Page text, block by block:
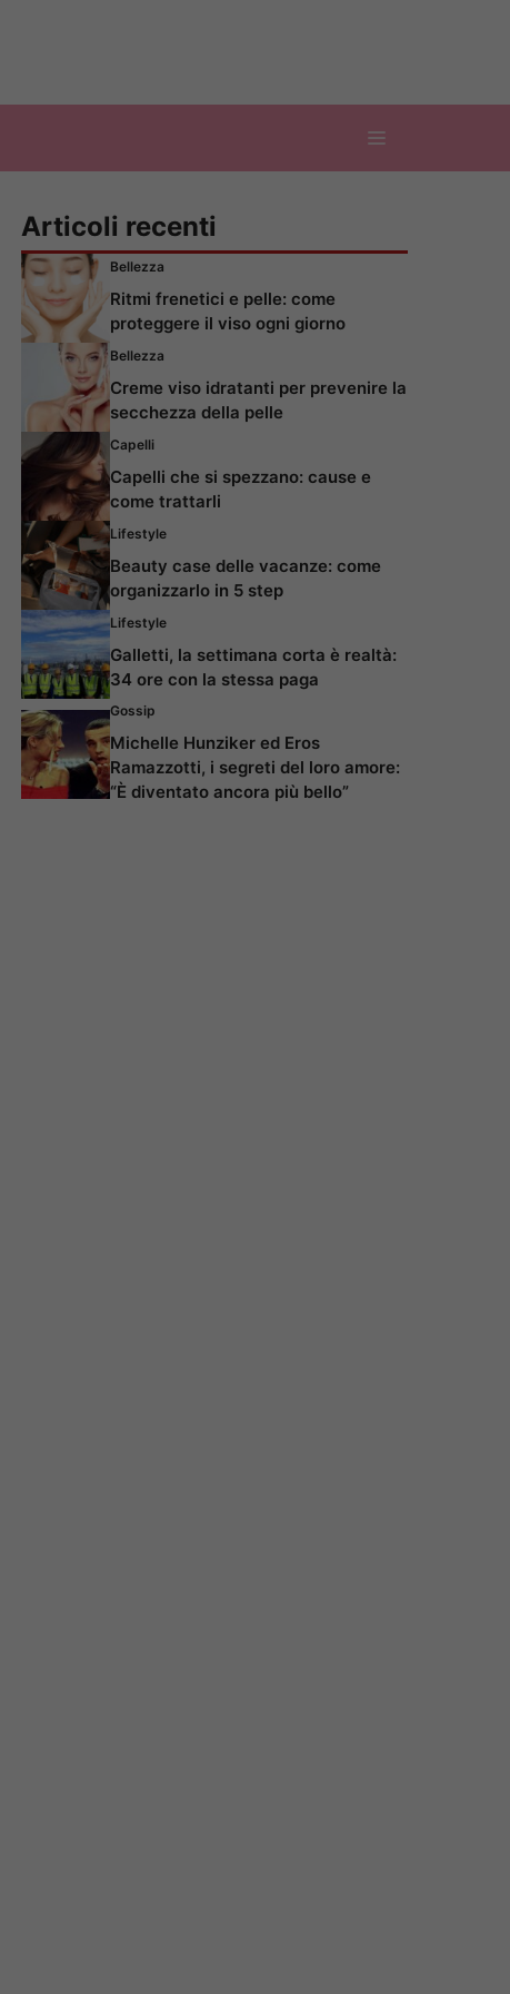
Articoli recenti
Bellezza
Ritmi frenetici e pelle: come
proteggere il viso ogni giorno
Bellezza
Creme viso idratanti per prevenire la
secchezza della pelle
Capelli
Capelli che si spezzano: cause e
come trattarli
Lifestyle
Beauty case delle vacanze: come
organizzarlo in 5 step
Lifestyle
Galletti, la settimana corta è realtà:
34 ore con la stessa paga
Gossip
Michelle Hunziker ed Eros
Ramazzotti, i segreti del loro amore:
“È diventato ancora più bello”